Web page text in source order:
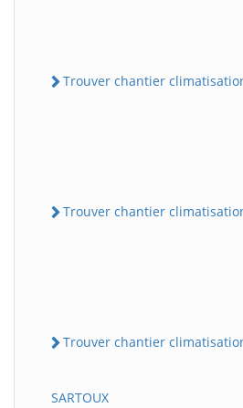
Trouver chantier
Trouver chantier
Trouver chantier
SARTOUX